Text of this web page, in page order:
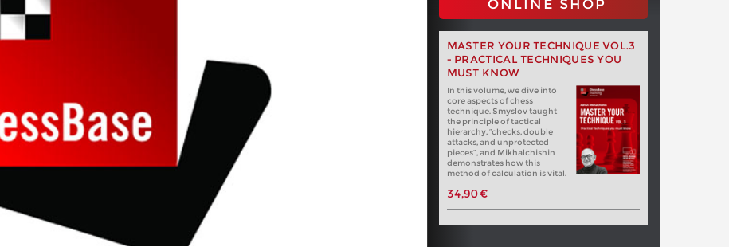
ONLINE SHOP
MASTER YOUR TECHNIQUE VOL.3
- PRACTICAL TECHNIQUES YOU
MUST KNOW
In this volume, we dive into
core aspects of chess
technique. Smyslov taught
the principle of tactical
hierarchy, “checks, double
attacks, and unprotected
pieces”, and Mikhalchishin
demonstrates how this
method of calculation is vital.
34,90 €